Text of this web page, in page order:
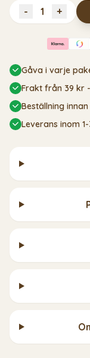
- +
Gåva i varje
Frakt från 39 kr
Beställning
Leverans inom